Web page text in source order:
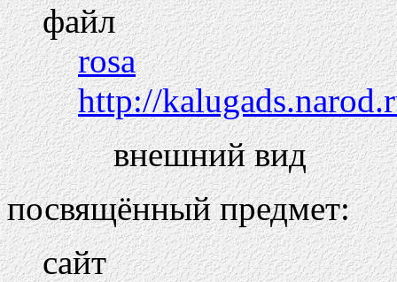
файл
rosa
http://
внешний вид
посвящённый предмет:
сайт